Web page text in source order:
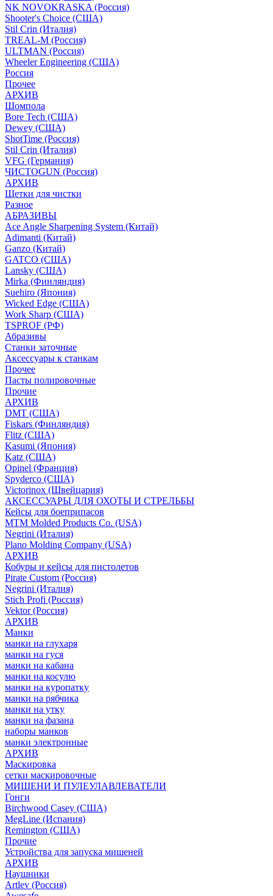
NK NOVOKRASKA (Россия)
Shooter's Choice (СШA)
Stil Crin (Италия)
TREAL-M (Россия)
ULTMAN (Россия)
Wheeler Engineering (СШA)
Россия
Прочее
АРХИВ
Шомпола
Bore Tech (США)
Dewey (США)
ShotTime (Россия)
Stil Crin (Италия)
VFG (Германия)
ЧИСТОGUN (Россия)
АРХИВ
Щетки для чистки
Разное
АБРАЗИВЫ
Ace Angle Sharpening System (Китай)
Adimanti (Китай)
Ganzo (Китай)
GATCO (США)
Lansky (США)
Mirka (Финляндия)
Suehiro (Япония)
Wicked Edge (США)
Work Sharp (США)
TSPROF (РФ)
Абразивы
Станки заточные
Аксессуары к станкам
Прочее
Пасты полировочные
Прочие
АРХИВ
DMT (США)
Fiskars (Финляндия)
Flitz (США)
Kasumi (Япония)
Katz (США)
Opinel (Франция)
Spyderco (США)
Victorinox (Швейцария)
АКСЕССУАРЫ ДЛЯ ОХОТЫ И СТРЕЛЬБЫ
Кейсы для боеприпасов
MTM Molded Products Co. (USA)
Negrini (Италия)
Plano Molding Company (USA)
АРХИВ
Кобуры и кейсы для пистолетов
Pirate Custom (Россия)
Negrini (Италия)
Stich Profi (Россия)
Vektor (Россия)
АРХИВ
Манки
манки на глухаря
манки на гуся
манки на кабана
манки на косулю
манки на куропатку
манки на рябчика
манки на утку
манки на фазана
наборы манков
манки электронные
АРХИВ
Маскировка
сетки маскировочные
МИШЕНИ И ПУЛЕУЛАВЛЕВАТЕЛИ
Гонги
Birchwood Casey (США)
MegLine (Испания)
Remington (США)
Прочие
Устройства для запуска мишеней
АРХИВ
Наушники
Artlev (Россия)